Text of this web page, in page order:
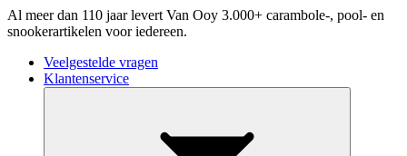
Al meer dan 110 jaar levert Van Ooy 3.000+ carambole-, pool- en
snookerartikelen voor iedereen.
Veelgestelde vragen
Klantenservice